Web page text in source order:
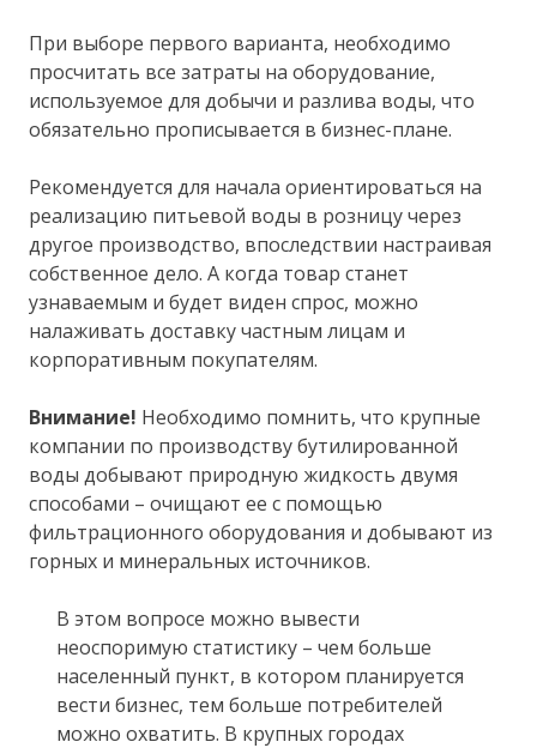
При выборе первого варианта, необходимо
просчитать все затраты на оборудование,
используемое для добычи и разлива воды, что
обязательно прописывается в бизнес-плане.
Рекомендуется для начала ориентироваться на
реализацию питьевой воды в розницу через
другое производство, впоследствии настраивая
собственное дело. А когда товар станет
узнаваемым и будет виден спрос, можно
налаживать доставку частным лицам и
корпоративным покупателям.
Внимание! Необходимо помнить, что крупные
компании по производству бутилированной
воды добывают природную жидкость двумя
способами – очищают ее с помощью
фильтрационного оборудования и добывают из
горных и минеральных источников.
В этом вопросе можно вывести
неоспоримую статистику – чем больше
населенный пункт, в котором планируется
вести бизнес, тем больше потребителей
можно охватить. В крупных городах